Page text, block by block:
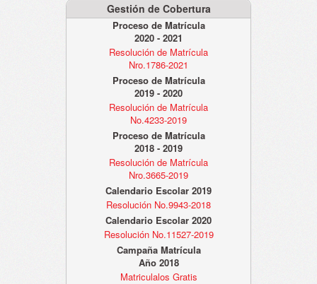
Gestión de Cobertura
Proceso de Matrícula
2020 - 2021
Resolución de Matrícula
Nro.1786-2021
Proceso de Matrícula
2019 - 2020
Resolución de Matrícula
No.4233-2019
Proceso de Matrícula
2018 - 2019
Resolución de Matrícula
Nro.3665-2019
Calendario Escolar 2019
Resolución No.9943-2018
Calendario Escolar 2020
Resolución No.11527-2019
Campaña Matrícula
Año 2018
Matriculalos Gratis